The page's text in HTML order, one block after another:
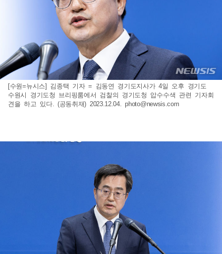
[수원=뉴시스] 김종택 기자 = 김동연 경기도지사가 4일 오후 경기도
수원시 경기도청 브리핑룸에서 검찰의 경기도청 압수수색 관련 기자회
견을 하고 있다. (공동취재) 2023.12.04.photo@newsis.com